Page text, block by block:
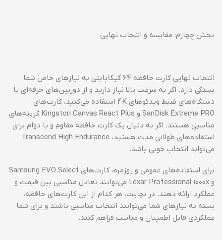
بخش چهارم: مقایسه و انتخاب نهایی
انتخاب نهایی کارت حافظه 64 گیگابایتی به نیازهای خاص شما
بستگی دارد. اگر به سرعت بالا نیاز دارید و از دوربین‌های حرفه‌ای یا
دستگاه‌های ضبط ویدئوهای 4K استفاده می‌کنید، کارت‌های
SanDisk Extreme PRO و Kingston Canvas React Plus گزینه‌های
مناسبی هستند. اگر به دنبال یک کارت حافظه مقاوم و با دوام برای
استفاده‌های طولانی مدت هستید، Transcend High Endurance
می‌تواند انتخاب خوبی باشد.
برای استفاده‌های عمومی و روزمره، کارت‌های Samsung EVO Select
و Lexar Professional 1000x می‌توانند تعادل مناسبی بین قیمت و
عملکرد ارائه دهند. در نهایت، هر کدام از این کارت‌های حافظه،
بسته به نیازهای شما می‌توانند انتخاب مناسبی باشند و برای شما
عملکردی قابل اطمینان و مناسب فراهم کنند.